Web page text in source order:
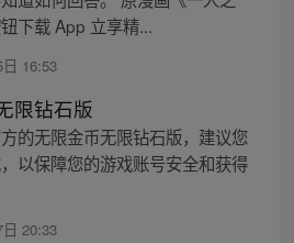
下载 App 立享精...
16:53
限钻石版
的无限金币无限钻石版，建议您
以保障您的游戏账号安全和获得
20:33